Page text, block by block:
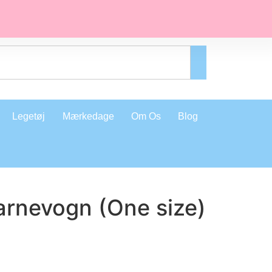
Legetøj Mærkedage Om Os Blog
(One size)